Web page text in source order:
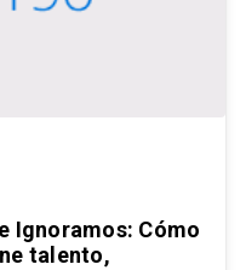
Ignoramos: Cómo
talento,